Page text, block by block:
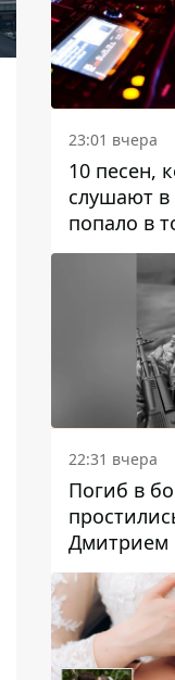
23:01 вчера
10 песен,
слушают в
попало в
22:31 вчера
Погиб в
Дмитрием